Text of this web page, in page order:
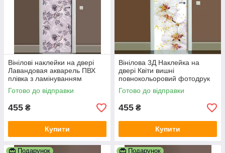
Вінілові наклейки на двері
Лавандовая акварель ПВХ
плівка з ламінуванням
600х1800 мм Квіти
Фіолетовий
Готово до відправки
455 ₴
Купити
Вінілова 3Д Наклейка на
двері Квіти вишні
повнокольоровий фотодрук
плівка для дверей декор
600х1800 мм
Готово до відправки
455 ₴
Купити
Подарунок Подарунок